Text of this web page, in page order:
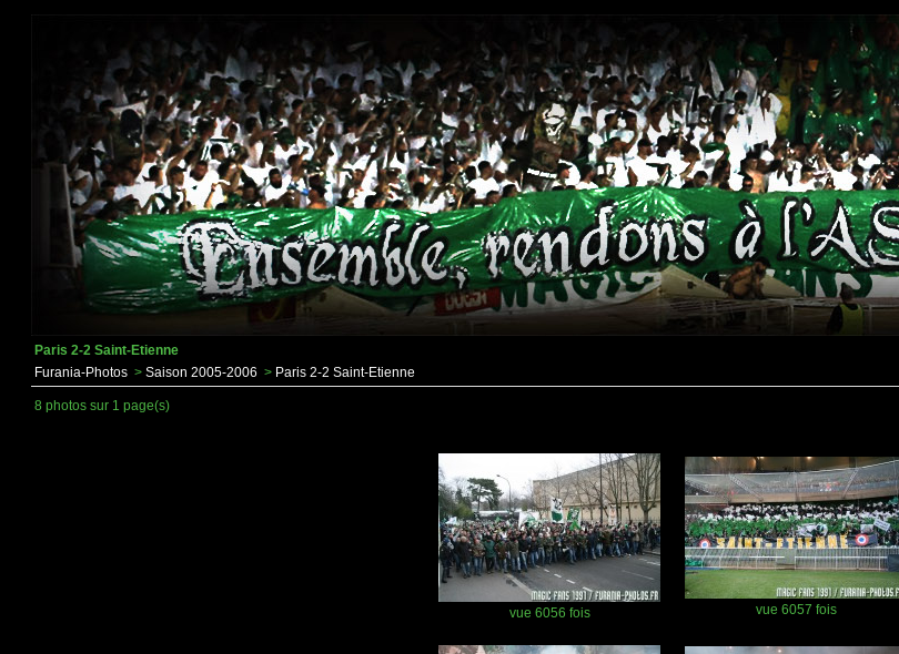
Paris 2-2 Saint-Etienne
Furania-Photos > Saison 2005-2006 > Paris 2-2 Saint-Etienne
8 photos sur 1 page(s)
vue 6056 fois vue 6057 fois